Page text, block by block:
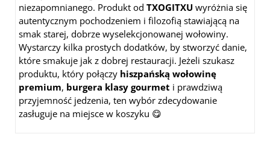
niezapomnianego. Produkt od TXOGITXU wyróżnia się
autentycznym pochodzeniem i filozofią stawiającą na
smak starej, dobrze wyselekcjonowanej wołowiny.
Wystarczy kilka prostych dodatków, by stworzyć danie,
które smakuje jak z dobrej restauracji. Jeżeli szukasz
produktu, który połączy hiszpańską wołowinę
premium, burgera klasy gourmet i prawdziwą
przyjemność jedzenia, ten wybór zdecydowanie
zasługuje na miejsce w koszyku 😋